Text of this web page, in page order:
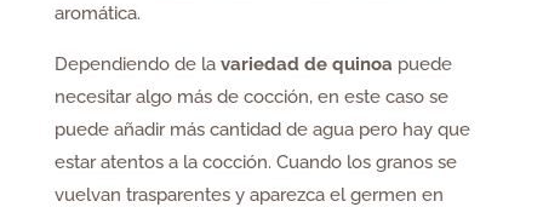
aromática.
Dependiendo de la variedad de quinoa puede
necesitar algo más de cocción, en este caso se
puede añadir más cantidad de agua pero hay que
estar atentos a la cocción. Cuando los granos se
vuelvan trasparentes y aparezca el germen en